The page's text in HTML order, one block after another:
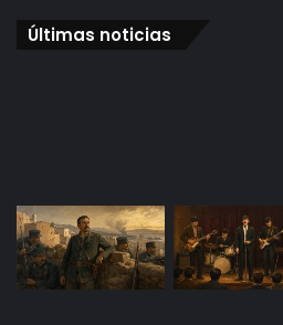
Últimas noticias